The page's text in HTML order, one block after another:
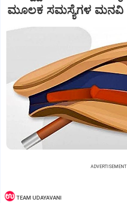
ಮೂಲಕ ಸಮಸ್ಯೆಗಳ ಮನವಿ
ADVERTISEMENT
TEAM UDAYAVANI